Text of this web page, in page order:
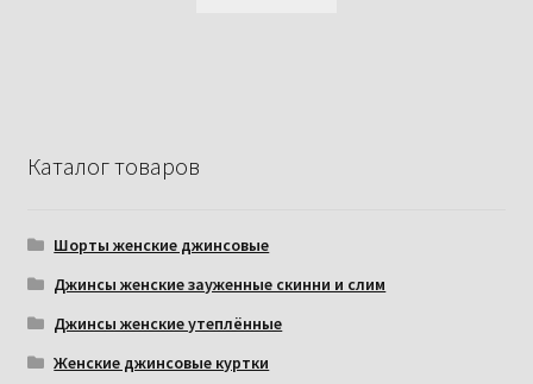
Каталог товаров
Шорты женские джинсовые
Джинсы женские зауженные скинни и слим
Джинсы женские утеплённые
Женские джинсовые куртки